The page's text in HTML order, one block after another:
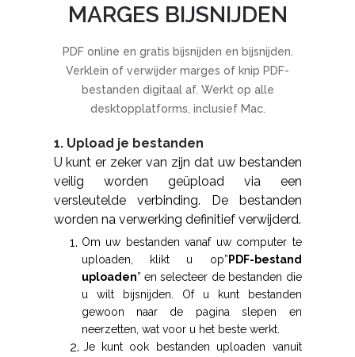
MARGES BIJSNIJDEN
PDF online en gratis bijsnijden en bijsnijden.
Verklein of verwijder marges of knip PDF-
bestanden digitaal af. Werkt op alle
desktopplatforms, inclusief Mac.
1. Upload je bestanden
U kunt er zeker van zijn dat uw bestanden
veilig worden geüpload via een
versleutelde verbinding. De bestanden
worden na verwerking definitief verwijderd.
Om uw bestanden vanaf uw computer te
uploaden, klikt u op” PDF-bestand
uploaden” en selecteer de bestanden die
u wilt bijsnijden. Of u kunt bestanden
gewoon naar de pagina slepen en
neerzetten, wat voor u het beste werkt.
Je kunt ook bestanden uploaden vanuit